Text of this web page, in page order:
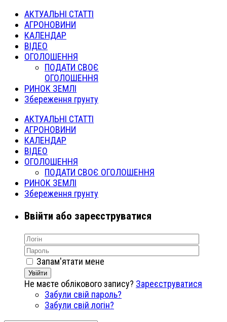
АКТУАЛЬНІ СТАТТІ
АГРОНОВИНИ
КАЛЕНДАР
ВІДЕО
ОГОЛОШЕННЯ
ПОДАТИ СВОЄ
ОГОЛОШЕННЯ
РИНОК ЗЕМЛІ
Збереження грунту
АКТУАЛЬНІ СТАТТІ
АГРОНОВИНИ
КАЛЕНДАР
ВІДЕО
ОГОЛОШЕННЯ
ПОДАТИ СВОЄ ОГОЛОШЕННЯ
РИНОК ЗЕМЛІ
Збереження грунту
Ввійти або зареєструватися
Запам'ятати мене
Увійти
Не маєте облікового запису? Зареєструватися
Забули свій пароль?
Забули свій логін?